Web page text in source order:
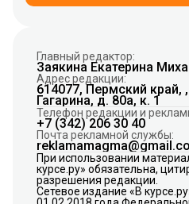
Главный редактор:
Заякина Екатерина
Адрес редакции:
614077, Пермский край,
Гагарина, д. 80а, к. 1
Телефон редакции и
+7 (342) 206 30 40
Почта рекламной службы:
При использовании
курсе.ру» обязательна,
разрешения редакции.
Сетевое издание «В